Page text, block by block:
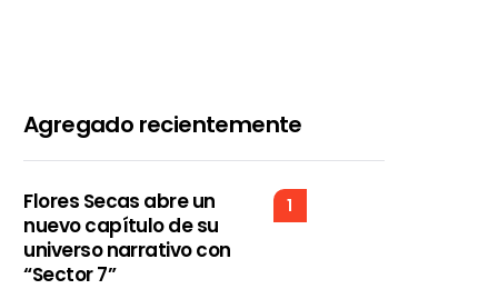
Agregado recientemente
1
Flores Secas abre un
nuevo capítulo de su
universo narrativo con
“Sector 7”